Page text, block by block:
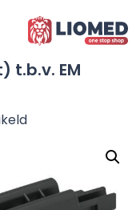
t.b.v. EM
voor
(zwart)
t.b.v.